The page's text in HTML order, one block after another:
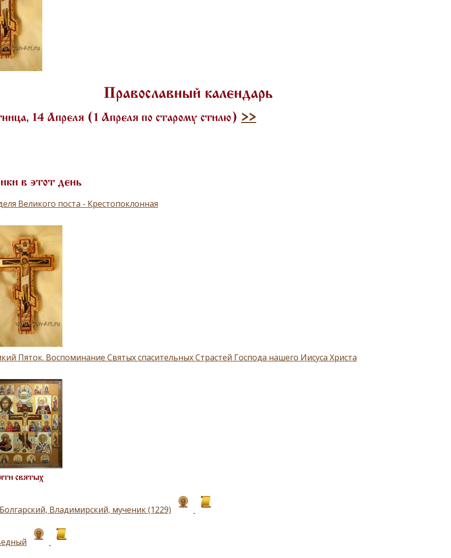
Православный календарь
14 Апреля (1 Апреля по старому стилю) >>
в этот день
Великого поста - Крестопоклонная
Пяток. Воспоминание Святых спасительных Страстей Господа нашего Иисуса Христа
святых
Владимирский, мученик (1229)